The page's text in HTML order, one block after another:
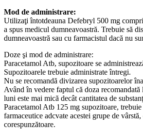
Mod de administrare:
Utilizaţi întotdeauna Defebryl 500 mg
a spus medicul dumneavoastră. Trebuie să
dumneavoastră sau cu farmacistul dacă nu
Doze şi mod de administrare:
Paracetamol Atb, supozitoare se
Supozitoarele trebuie administrate întregi.
Nu se recomandă divizarea supozitoarelor
Având în vedere faptul că doza
luni este mai mică decât cantitatea de
Paracetamol Atb 125 mg supozitoare,
farmaceutice adcvate acestei grupe de
corespunzătoare.